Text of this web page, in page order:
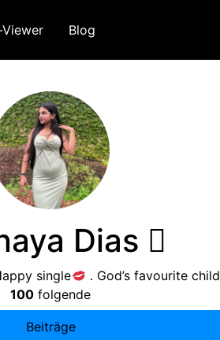
Blog
Dias 
single . God’s favourite child
100 folgende
Beiträge